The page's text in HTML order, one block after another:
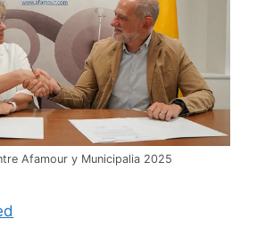
Afamour y Municipalia 2025